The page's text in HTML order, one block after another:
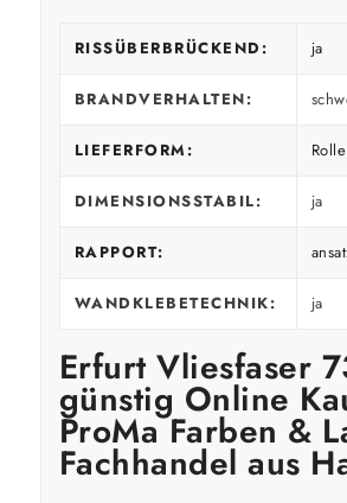
RISSÜBERBRÜCKEND: ja
BRANDVERHALTEN:
LIEFERFORM: Rolle
DIMENSIONSSTABIL: ja
RAPPORT:
WANDKLEBETECHNIK: ja
Erfurt Vliesfaser
günstig Online
ProMa Farben &
Fachhandel aus